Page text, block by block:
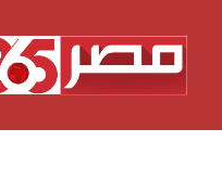
المحتوى